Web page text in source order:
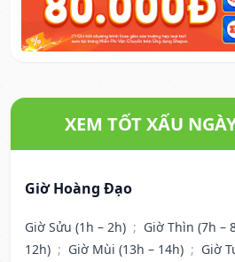
XEM TỐT XẤU
Giờ Hoàng Đạo
Giờ Sửu (1h – 2h) ; Giờ Thìn (7h –
12h) ; Giờ Mùi (13h – 14h) ; Giờ